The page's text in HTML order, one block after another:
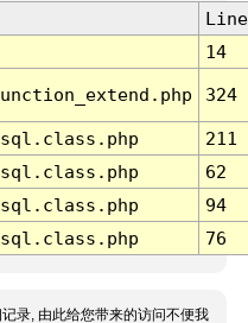
Line
14
324
211
62
94
76
录, 由此给您带来的访问不便我